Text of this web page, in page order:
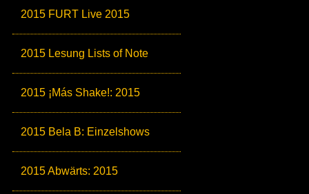
2015 FURT Live 2015
2015 Lesung Lists of Note
2015 ¡Más Shake!: 2015
2015 Bela B: Einzelshows
2015 Abwärts: 2015